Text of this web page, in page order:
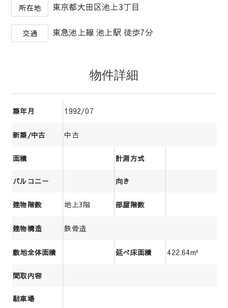
所在地 東京都大田区池上3丁目
交通 東急池上線 池上駅 徒歩7分
物件詳細
築年月 1992/07
新築/中古 中古
面積 計測方式
バルコニー 向き
建物階数 地上3階 部屋階数
建物構造 鉄骨造
敷地全体面積 延べ床面積 422.64m²
間取内容
駐車場